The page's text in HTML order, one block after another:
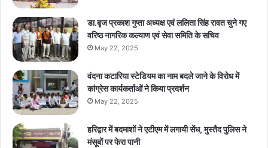
डा.बृज प्रकाश गुप्ता अध्यक्ष एवं ललिता सिंह रावत चुने गए
वरिष्ठ नागरिक कल्याण एवं सेवा समिति के सचिव
May 22, 2025
वंदना कटारिया स्टेडियम का नाम बदले जाने के विरोध में
कांग्रेस कार्यकर्ताओं ने किया प्रदर्शन
May 22, 2025
हरिद्वार में बदमाशों ने एटीएम में लगायी सेंध, मुस्तैद पुलिस ने
मंसूबों पर फेरा पानी